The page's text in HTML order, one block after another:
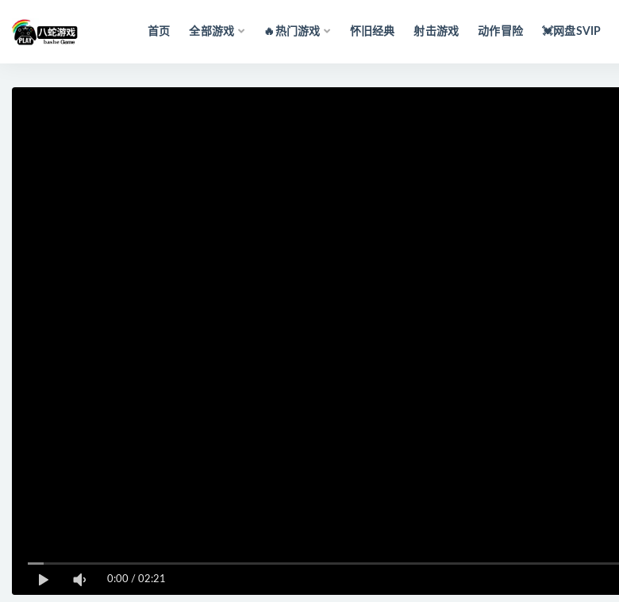
首页 全部游戏 🔥热门游戏 怀旧经典 射击游戏 动作冒险 💓网盘SVIP
0:00 / 02:21